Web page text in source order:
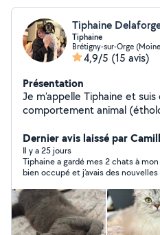
Tiphaine
Tiphaine
Brétigny-sur-Orge
4,9/5 (15 avis)
Présentation
Je m'appelle Tiphaine et suis
comportement animal
zoologique. J'aimerai plus
animal. Je fais du pet sitting
quelques années. N'ayant
pouvoir adopter, je me fais
compagnons. À l'heure
pouvoir m'occuper de chiens,
pas à m'envoyer un
Dernier avis laissé par
Il y a 25 jours
Tiphaine a gardé mes 2 chats à
bien occupé et j’avais des nouvelles à